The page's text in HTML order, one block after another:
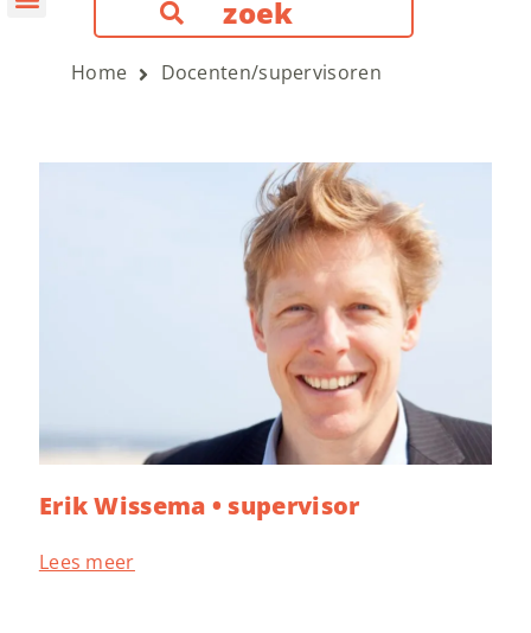
Home Docenten/supervisoren
Erik Wissema • supervisor
Lees meer